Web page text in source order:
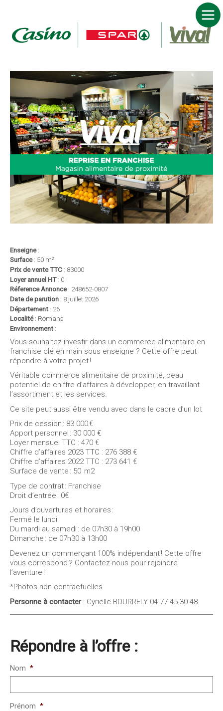
ACCUEIL FRANCHISE CASINO SPAR VIVAL
DEVENIR FRANCHISÉ
ACTUALITÉS
NOUS CONTACTER
Enseigne:
Surface: 50 m²
Prix de vente TTC : 83000
Loyer annuel HT: 0
Réference Annonce: 248652-0807
Date de parution : 8 juillet 2026
Département : 26
Localité: Romans
Environnement :
Vous souhaitez investir dans un commerce alimentaire en
franchise clé en main sous enseigne ? Cette offre peut
répondre à votre projet !
Véritable commerce alimentaire de proximité, beau
potentiel de chiffre d’affaires à développer, en travaillant
l’assortiment et les services.
Ce site peut aussi être vendu avec dans le cadre d’un lot
Prix de cession : 83 000 €
Apport personnel : 30 000 €
Loyer mensuel TTC : 470 €
Chiffre d’affaires 2023 TTC : 276 388 €
Chiffre d’affaires 2022 TTC : 273 641 €
Surface de vente : 50 m2
Type de contrat : Franchise
Droit d’entrée : 0€
Jours d’ouvertures et horaires :
Fermé le lundi
Du mardi au samedi : de 07h30 à 19h00
Dimanche : de 07h30 à 13h00
Devenez un commerçant 100% indépendant ! Cette offre
vous correspond ? Contactez-nous pour rejoindre
l’aventure !
*Photos non contractuelles
Personne à contacter: Cyrielle BOURRELY 04 77 45 30 48
Répondre à l’offre :
Nom *
Prénom *